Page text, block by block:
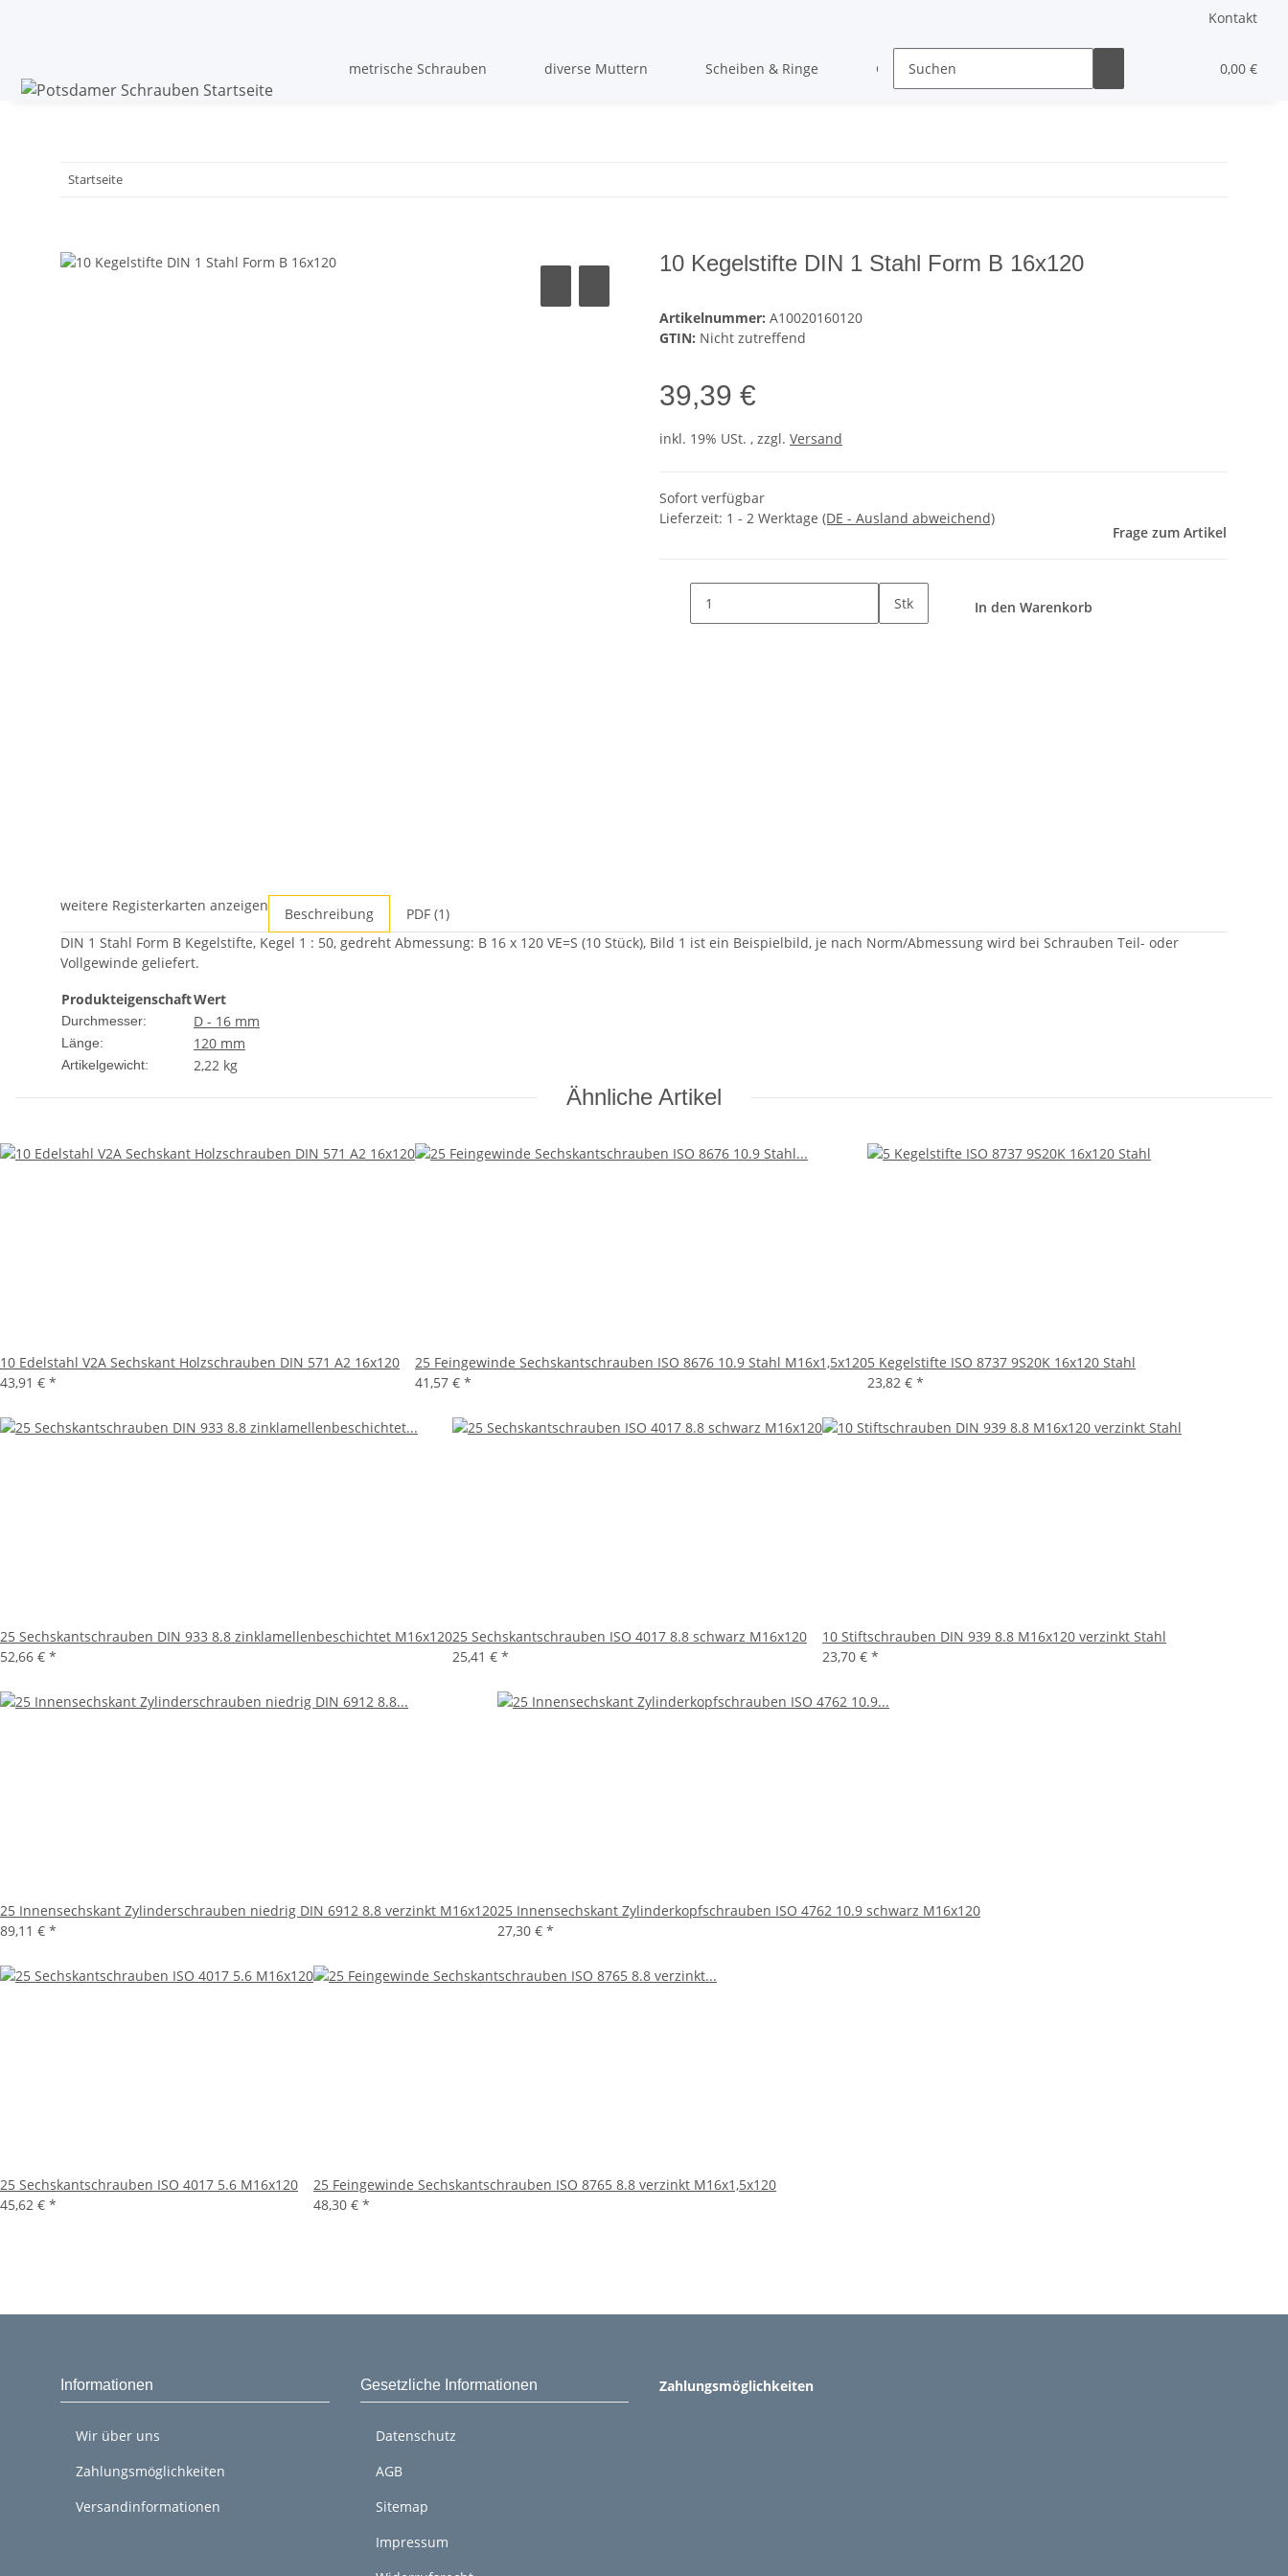
Kontakt
0,00 €
metrische Schrauben diverse Muttern Scheiben & Ringe Gewindestifte & Stifte
Startseite
10 Kegelstifte DIN 1 Stahl Form B 16x120
Artikelnummer: A10020160120
GTIN: Nicht zutreffend
39,39 €
inkl. 19% USt. , zzgl. Versand
Sofort verfügbar
Lieferzeit: 1 - 2 Werktage (DE - Ausland abweichend)
Frage zum Artikel
Stk In den Warenkorb
weitere Registerkarten anzeigen Beschreibung
PDF (1)
DIN 1 Stahl Form B Kegelstifte, Kegel 1 : 50, gedreht Abmessung: B 16 x 120 VE=S (10 Stück), Bild 1 ist ein Beispielbild, je nach Norm/Abmessung wird bei Schrauben Teil- oder
Vollgewinde geliefert.
ProdukteigenschaftWert
Durchmesser: D - 16 mm
Länge: 120 mm
Artikelgewicht: 2,22 kg
Ähnliche Artikel
10 Edelstahl V2A Sechskant Holzschrauben DIN 571 A2 16x120
43,91 € *
25 Feingewinde Sechskantschrauben ISO 8676 10.9 Stahl M16x1,5x120
41,57 € *
5 Kegelstifte ISO 8737 9S20K 16x120 Stahl
23,82 € *
25 Sechskantschrauben DIN 933 8.8 zinklamellenbeschichtet M16x120
52,66 € *
25 Sechskantschrauben ISO 4017 8.8 schwarz M16x120
25,41 € *
10 Stiftschrauben DIN 939 8.8 M16x120 verzinkt Stahl
23,70 € *
25 Innensechskant Zylinderschrauben niedrig DIN 6912 8.8 verzinkt M16x120
89,11 € *
25 Innensechskant Zylinderkopfschrauben ISO 4762 10.9 schwarz M16x120
27,30 € *
25 Sechskantschrauben ISO 4017 5.6 M16x120
45,62 € *
25 Feingewinde Sechskantschrauben ISO 8765 8.8 verzinkt M16x1,5x120
48,30 € *
Informationen
Wir über uns
Zahlungsmöglichkeiten
Versandinformationen
Gesetzliche Informationen
Datenschutz
AGB
Sitemap
Impressum
Zahlungsmöglichkeiten